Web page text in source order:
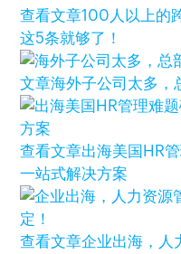
查看文章100人以上的
这5条就够了！
文章海外子公司太多，
查看文章出海美国HR
一站式解决方案
查看文章企业出海，人